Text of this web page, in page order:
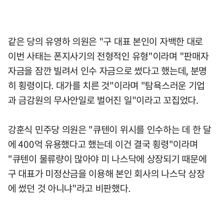
같은 당의 유영하 의원은 "구 대표 본인이 자백한 대로
이번 사태는 폰지사기의 전형적인 유형"이라며 "판매자
자금을 잠깐 빌려서 인수 자금으로 썼다고 했는데, 분명
히 횡령이다. 대가를 치른 것"이라며 "탐욕스러운 기업
과 금감원의 무사안일로 벌어진 일"이라고 꼬집었다.
강훈식 민주당 의원은 "큐텐이 위시를 인수하는 데 한 달
에 400억 유용했다고 했는데 이건 결국 횡령"이라며
"큐텐이 물류량이 많아야 미 나스닥에 상장되기 때문에
구 대표가 미정산금을 이용해 본인 회사의 나스닥 상장
에 썼던 것 아니냐"라고 비판했다.